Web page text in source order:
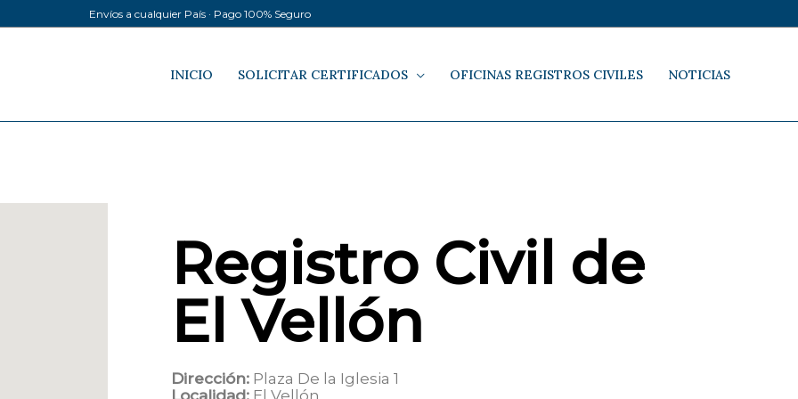
Envíos a cualquier País · Pago 100% Seguro
INICIO SOLICITAR CERTIFICADOS OFICINAS REGISTROS CIVILES NOTICIAS
Registro Civil de
El Vellón
Dirección: Plaza De la Iglesia 1
Localidad: El Vellón